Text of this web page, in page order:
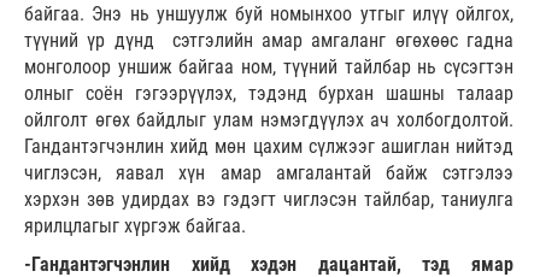
байгаа. Энэ нь уншуулж буй номынхоо утгыг илүү ойлгох,
түүний үр дүнд сэтгэлийн амар амгаланг өгөхөөс гадна
монголоор уншиж байгаа ном, түүний тайлбар нь сүсэгтэн
олныг соён гэгээрүүлэх, тэдэнд бурхан шашны талаар
ойлголт өгөх байдлыг улам нэмэгдүүлэх ач холбогдолтой.
Гандантэгчэнлин хийд мөн цахим сүлжээг ашиглан нийтэд
чиглэсэн, яавал хүн амар амгалантай байж сэтгэлээ
хэрхэн зөв удирдах вэ гэдэгт чиглэсэн тайлбар, таниулга
ярилцлагыг хүргэж байгаа.
-Гандантэгчэнлин хийд хэдэн дацантай, тэд ямар